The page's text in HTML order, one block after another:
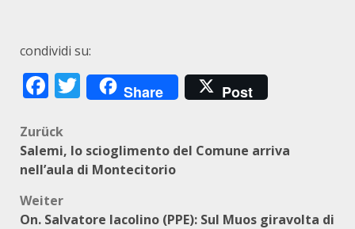
condividi su:
Facebook
Twitter
Share Post
Beitragsnavigation
Zurück
Salemi, lo scioglimento del Comune arriva
nell’aula di Montecitorio
Weiter
On. Salvatore Iacolino (PPE): Sul Muos giravolta di